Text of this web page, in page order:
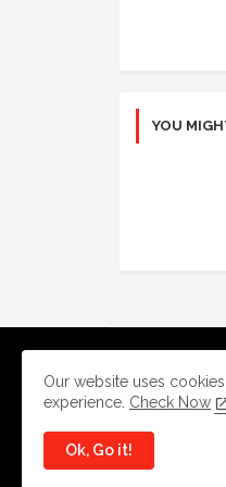
YOU
Our website uses
experience. Check Now
Ok, Go it!